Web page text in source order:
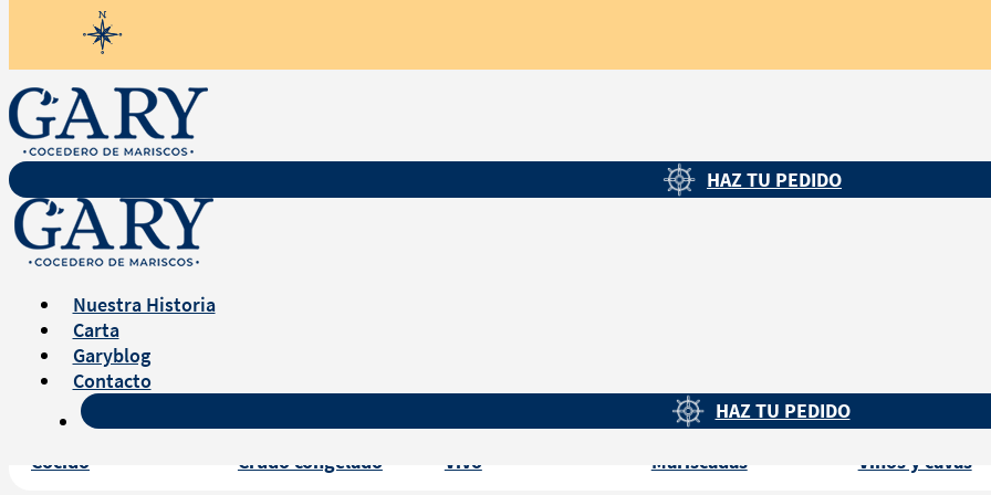
Servicio a domicilio y también recogida en tienda... tú eliges ¡¡¡
HAZ TU PEDIDO
Nuestra Historia
Carta
Garyblog
Contacto
HAZ TU PEDIDO
Cocido
Crudo congelado Vivo Mariscadas Vinos y cavas